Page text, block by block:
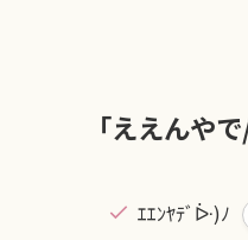
「ええんや
ｴｴﾝﾔﾃﾞᐕ)ﾉ